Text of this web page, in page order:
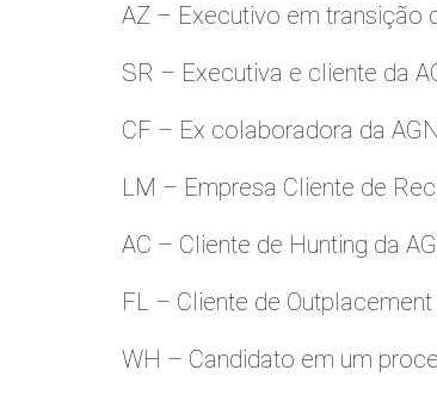
AZ – Executivo em transição
SR – Executiva e cliente da
CF – Ex colaboradora da
LM – Empresa Cliente de
AC – Cliente de Hunting da
FL – Cliente de Outplacement
WH – Candidato em um